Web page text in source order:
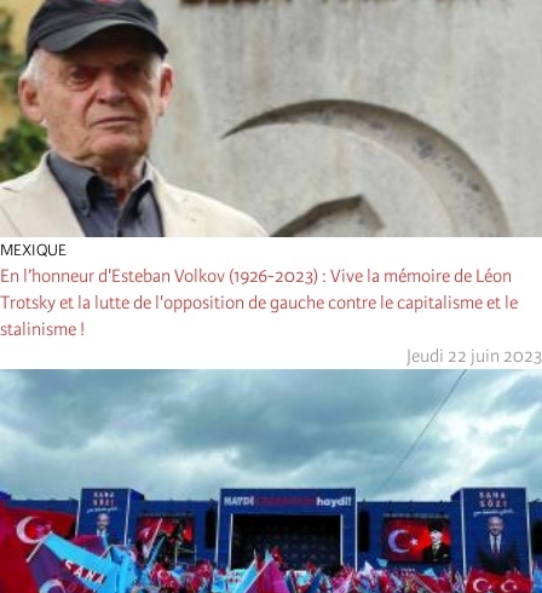
MEXIQUE
En l’honneur d'Esteban Volkov (1926-2023) : Vive la mémoire de Léon
Trotsky et la lutte de l'opposition de gauche contre le capitalisme et le
stalinisme !
Jeudi 22 juin 2023